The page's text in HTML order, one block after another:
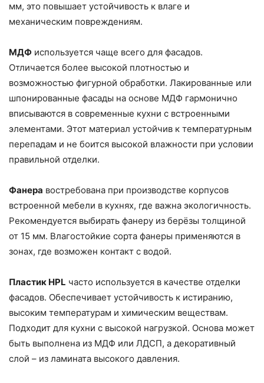
мм, это повышает устойчивость к влаге и
механическим повреждениям.
МДФ используется чаще всего для фасадов.
Отличается более высокой плотностью и
возможностью фигурной обработки. Лакированные или
шпонированные фасады на основе МДФ гармонично
вписываются в современные кухни с встроенными
элементами. Этот материал устойчив к температурным
перепадам и не боится высокой влажности при условии
правильной отделки.
Фанера востребована при производстве корпусов
встроенной мебели в кухнях, где важна экологичность.
Рекомендуется выбирать фанеру из берёзы толщиной
от 15 мм. Влагостойкие сорта фанеры применяются в
зонах, где возможен контакт с водой.
Пластик HPL часто используется в качестве отделки
фасадов. Обеспечивает устойчивость к истиранию,
высоким температурам и химическим веществам.
Подходит для кухни с высокой нагрузкой. Основа может
быть выполнена из МДФ или ЛДСП, а декоративный
слой – из ламината высокого давления.